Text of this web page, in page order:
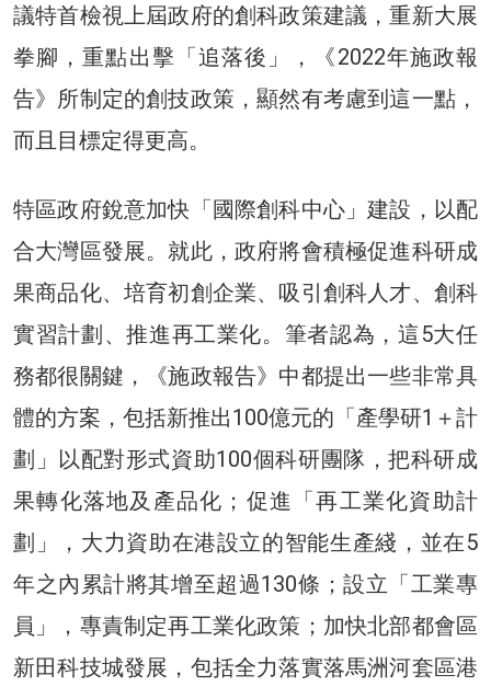
議特首檢視上屆政府的創科政策建議，重新大展
拳腳，重點出擊「追落後」，《2022年施政報
告》所制定的創技政策，顯然有考慮到這一點，
而且目標定得更高。
特區政府銳意加快「國際創科中心」建設，以配
合大灣區發展。就此，政府將會積極促進科研成
果商品化、培育初創企業、吸引創科人才、創科
實習計劃、推進再工業化。筆者認為，這5大任
務都很關鍵，《施政報告》中都提出一些非常具
體的方案，包括新推出100億元的「產學研1＋計
劃」以配對形式資助100個科研團隊，把科研成
果轉化落地及產品化；促進「再工業化資助計
劃」，大力資助在港設立的智能生產綫，並在5
年之內累計將其增至超過130條；設立「工業專
員」，專責制定再工業化政策；加快北部都會區
新田科技城發展，包括全力落實落馬洲河套區港